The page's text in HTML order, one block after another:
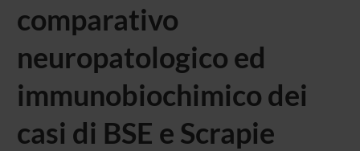
comparativo
neuropatologico ed
immunobiochimico dei
casi di BSE e Scrapie